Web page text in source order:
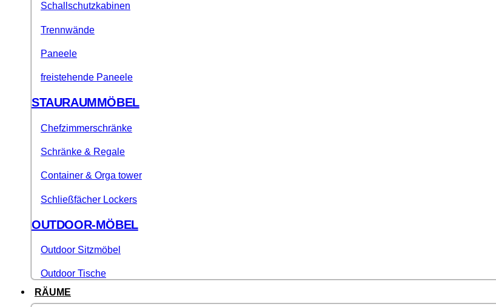
Schallschutzkabinen
Trennwände
Paneele
freistehende Paneele
STAURAUMMÖBEL
Chefzimmerschränke
Schränke & Regale
Container & Orga tower
Schließfächer Lockers
OUTDOOR-MÖBEL
Outdoor Sitzmöbel
Outdoor Tische
RÄUME